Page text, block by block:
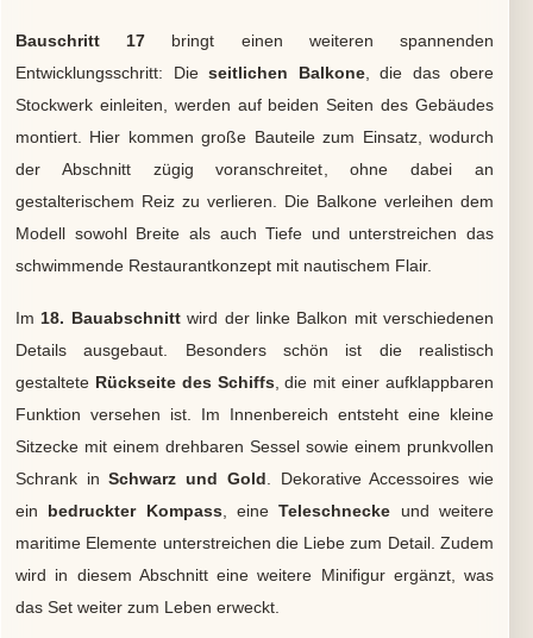
Bauschritt 17 bringt einen weiteren spannenden
Entwicklungsschritt: Die seitlichen Balkone, die das obere
Stockwerk einleiten, werden auf beiden Seiten des Gebäudes
montiert. Hier kommen große Bauteile zum Einsatz, wodurch
der Abschnitt zügig voranschreitet, ohne dabei an
gestalterischem Reiz zu verlieren. Die Balkone verleihen dem
Modell sowohl Breite als auch Tiefe und unterstreichen das
schwimmende Restaurantkonzept mit nautischem Flair.
Im 18. Bauabschnittwird der linke Balkon mit verschiedenen
Details ausgebaut. Besonders schön ist die realistisch
gestaltete Rückseite des Schiffs , die mit einer aufklappbaren
Funktion versehen ist. Im Innenbereich entsteht eine kleine
Sitzecke mit einem drehbaren Sessel sowie einem prunkvollen
Schrank inSchwarz und Gold . Dekorative Accessoires wie
ein bedruckter Kompass , eineTeleschnecke und weitere
maritime Elemente unterstreichen die Liebe zum Detail. Zudem
wird in diesem Abschnitt eine weitere Minifigur ergänzt, was
das Set weiter zum Leben erweckt.